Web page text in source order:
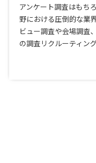
アンケート調査はもち
野における圧倒的な業
ビュー調査や会場調査
の調査リクルーティン